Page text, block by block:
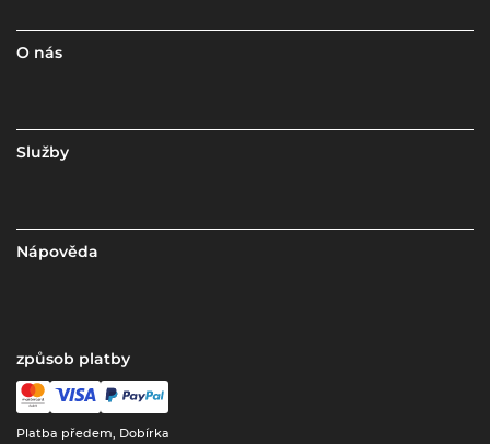
O nás
Služby
Nápověda
způsob platby
Platba předem, Dobírka